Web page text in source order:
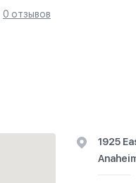
0 отзывов
1925